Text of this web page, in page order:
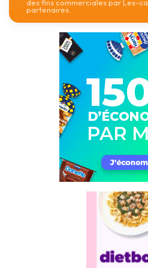
des fins commerciales par Les-
partenaires.